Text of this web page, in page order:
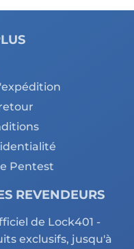
Pentest
REVENDEURS
de Lock401 -
exclusifs, jusqu'à